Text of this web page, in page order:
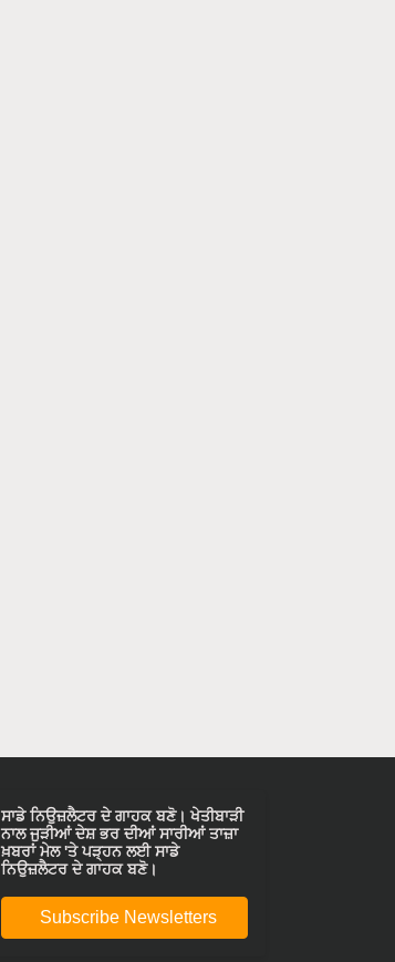
ਸਾਡੇ ਨਿਉਜ਼ਲੈਟਰ ਦੇ ਗਾਹਕ ਬਣੋ। ਖੇਤੀਬਾੜੀ
ਨਾਲ ਜੁੜੀਆਂ ਦੇਸ਼ ਭਰ ਦੀਆਂ ਸਾਰੀਆਂ ਤਾਜ਼ਾ
ਖ਼ਬਰਾਂ ਮੇਲ 'ਤੇ ਪੜ੍ਹਨ ਲਈ ਸਾਡੇ
ਨਿਉਜ਼ਲੈਟਰ ਦੇ ਗਾਹਕ ਬਣੋ।
Subscribe Newsletters